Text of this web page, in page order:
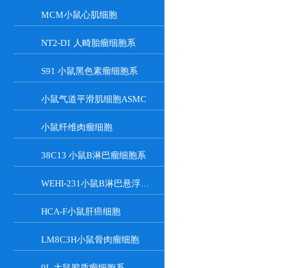
MCM小鼠心肌细胞
NT2-D1 人畸胎瘤细胞系
S91 小鼠黑色素瘤细胞系
小鼠气道平滑肌细胞ASMC
小鼠纤维肉瘤细胞
38C13 小鼠B淋巴瘤细胞系
WEHI-231小鼠B淋巴悬浮细胞系
HCA-F小鼠肝癌细胞
LM8C3H小鼠骨肉瘤细胞